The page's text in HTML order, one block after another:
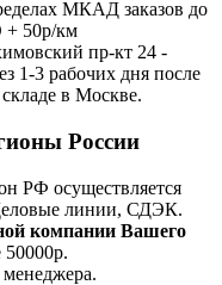
МКАД заказов до
+ 50р/км
пр-кт 24 -
1-3 рабочих дня после
в Москве.
России
РФ осуществляется
линии, СДЭК.
компании Вашего
50000р.